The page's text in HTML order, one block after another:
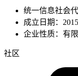
统一信息社会代
成立日期：
企业性质：有
社区